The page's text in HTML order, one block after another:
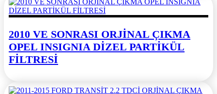
2010 VE SONRASI ORJİNAL ÇIKMA
OPEL INSIGNIA DİZEL PARTİKÜL
FİLTRESİ